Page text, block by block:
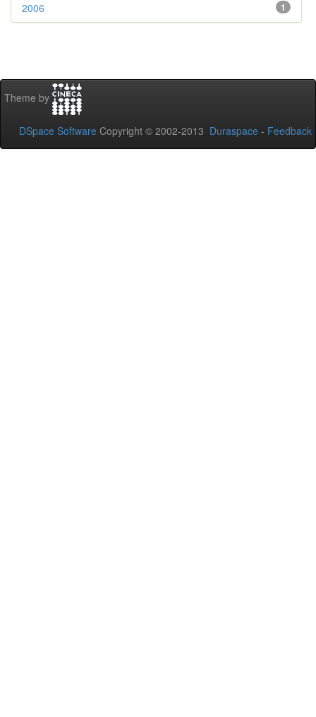
1
2006
Theme by
DSpace Software Copyright © 2002-2013 Duraspace - Feedback